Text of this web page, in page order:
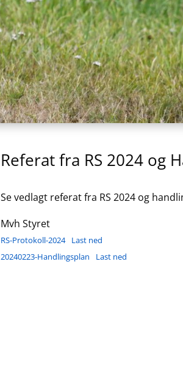
Referat fra RS 2024 og
Se vedlagt referat fra RS 2024 og
Mvh Styret
RS-Protokoll-2024 Last ned
20240223-Handlingsplan
Last ned